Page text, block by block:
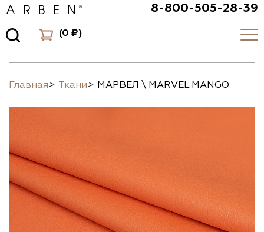
8-800-505-28-39
(0 ₽)
Главная> Ткани> МАРВЕЛ \ MARVEL MANGO